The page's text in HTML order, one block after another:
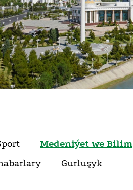
Medeniýet we Bilim
Gurluşyk